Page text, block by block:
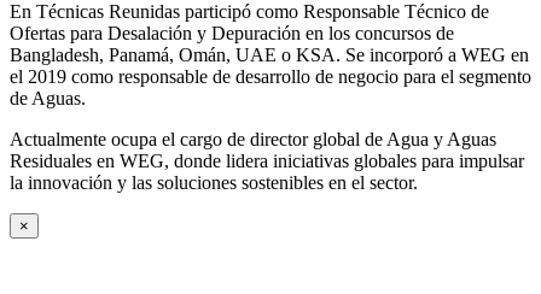
En Técnicas Reunidas participó como Responsable Técnico de
Ofertas para Desalación y Depuración en los concursos de
Bangladesh, Panamá, Omán, UAE o KSA. Se incorporó a WEG en
el 2019 como responsable de desarrollo de negocio para el segmento
de Aguas.
Actualmente ocupa el cargo de director global de Agua y Aguas
Residuales en WEG, donde lidera iniciativas globales para impulsar
la innovación y las soluciones sostenibles en el sector.
×